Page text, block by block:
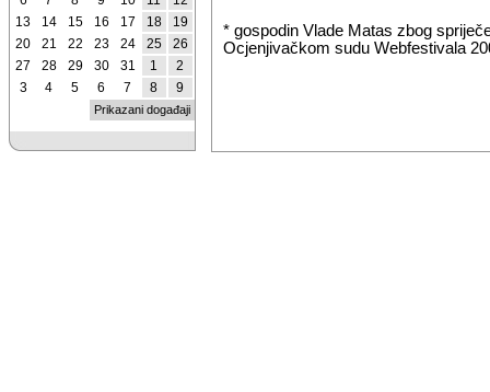
* gospodin Vlade Matas zbog
Ocjenjivačkom sudu Webfestivala
13
14 15 16 17 18
19
20
21 22 23 24 25
26
27
28 29 30 31 1
2
3
4 5 6 7 8 9
Prikazani događaji